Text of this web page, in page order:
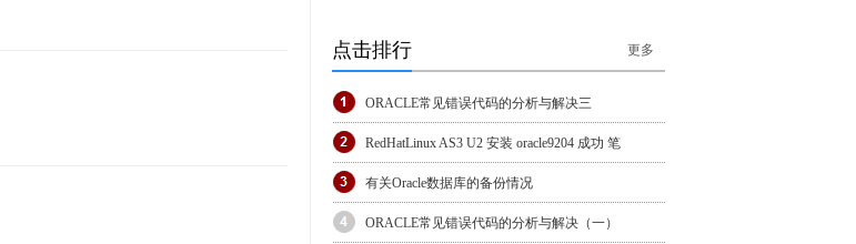
点击排行 更多
ORACLE常见错误代码的分析与解决三
RedHatLinux AS3 U2 安装 oracle9204 成功 笔
有关Oracle数据库的备份情况
ORACLE常见错误代码的分析与解决（一）